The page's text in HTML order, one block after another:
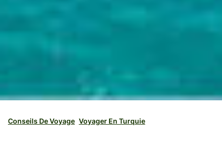
Conseils De Voyage Voyager En Turquie